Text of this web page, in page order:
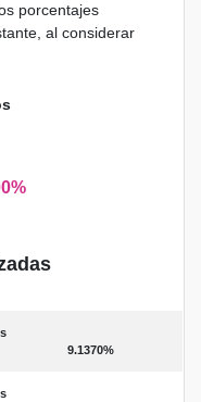
porcentajes
al considerar
9.1370%